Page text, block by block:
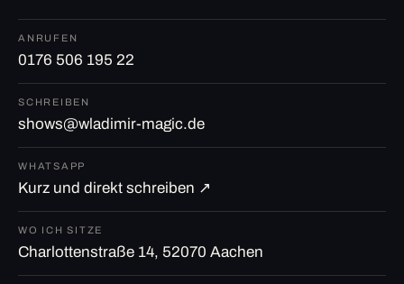
ANRUFEN
0176 506 195 22
SCHREIBEN
shows@wladimir-magic.de
WHATSAPP
Kurz und direkt schreiben ↗
WO ICH SITZE
Charlottenstraße 14, 52070 Aachen